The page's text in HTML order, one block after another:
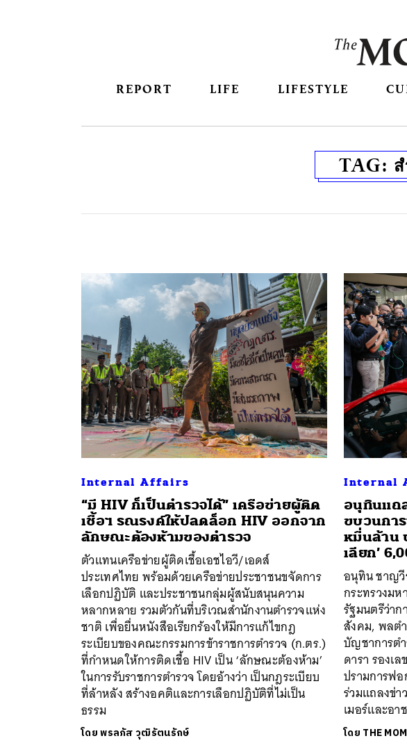
REPORT LIFE LIFESTYLE
TAG:
Internal Affairs
“มี HIV ก็เป็นตำรวจได้” เครือข่ายผู้ติด
เชื้อฯ รณรงค์ให้ปลดล็อก HIV ออกจาก
ลักษณะต้องห้ามของตำรวจ
ตัวแทนเครือข่ายผู้ติดเชื้อเอชไอวี/เอดส์
ประเทศไทย พร้อมด้วยเครือข่ายประชาชนขจัดการ
เลือกปฏิบัติ และประชาชนกลุ่มผู้สนับสนุนความ
หลากหลาย รวมตัวกันที่บริเวณสำนักงานตำรวจแห่ง
ชาติ เพื่อยื่นหนังสือเรียกร้องให้มีการแก้ไขกฎ
ระเบียบของคณะกรรมการข้าราชการตำรวจ (ก.ตร.)
ที่กำหนดให้การติดเชื้อ HIV เป็น ‘ลักษณะต้องห้าม’
ในการรับราชการตำรวจ โดยอ้างว่า เป็นกฎระเบียบ
ที่ล้าหลัง สร้างอคติและการเลือกปฏิบัติที่ไม่เป็น
ธรรม
โดยพรลภัส วุฒิรัตนรักษ์
Internal
อนุทินแถ
ขบวนการ
หมื่นล้าน
เลียก’
อนุทิน ชาญวี
กระทรวงม
รัฐมนตรีว่า
สังคม, พลต
บัญชาการต
ดารา รองเ
ปรามการฟ
ร่วมแถลงข่
เมอร์และอ
โดย THE